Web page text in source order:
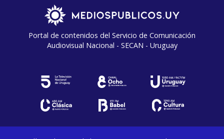
Portal de contenidos del Servicio de Comunicación
Audiovisual Nacional - SECAN - Uruguay